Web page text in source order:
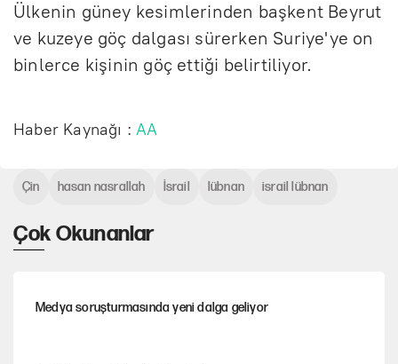
Ülkenin güney kesimlerinden başkent Beyrut
ve kuzeye göç dalgası sürerken Suriye'ye on
binlerce kişinin göç ettiği belirtiliyor.
Haber Kaynağı :AA
Çok Okunanlar
Medya soruşturmasında yeni dalga geliyor
Çin hasan nasrallah İsrail lübnan israil lübnan